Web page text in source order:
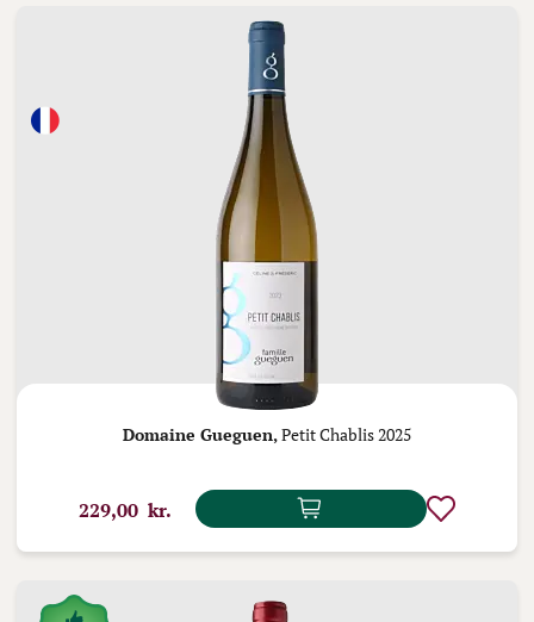
Domaine Gueguen,Petit Chablis 2025
229,00 kr.